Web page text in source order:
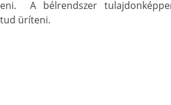
A bélrendszer
üríteni.